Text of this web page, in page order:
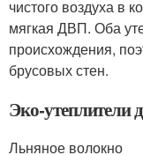
чистого воздуха в
мягкая ДВП. Оба
происхождения,
брусовых стен.
Эко-утеплители
Льняное волокно